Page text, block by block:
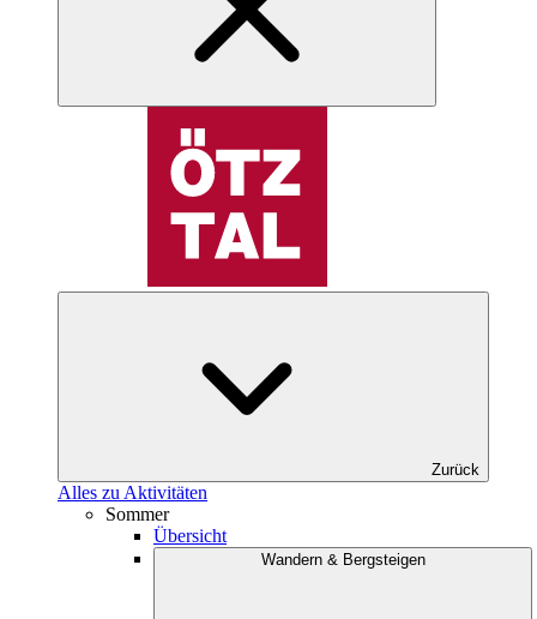
Zurück
Alles zu Aktivitäten
Sommer
Übersicht
Wandern & Bergsteigen